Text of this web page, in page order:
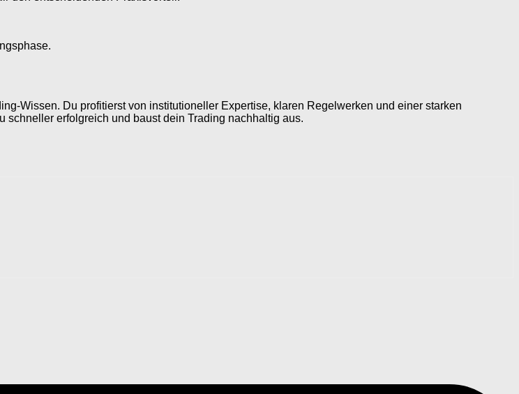
Wissen. Du profitierst von institutioneller Expertise, klaren Regelwerken und einer starken
schneller erfolgreich und baust dein Trading nachhaltig aus.